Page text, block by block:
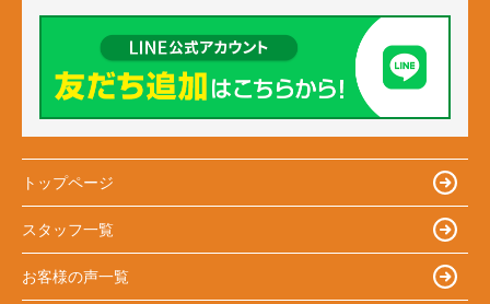
トップページ
スタッフ一覧
お客様の声一覧